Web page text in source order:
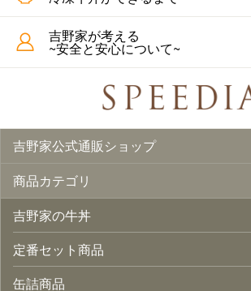
吉野家が考える
~安全と安心について~
吉野家公式通販ショップ
商品カテゴリ
吉野家の牛丼
定番セット商品
缶詰商品